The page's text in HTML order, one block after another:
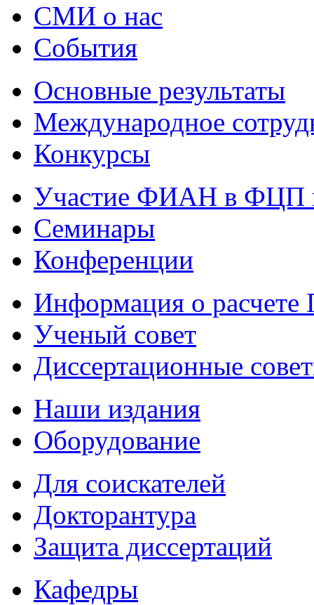
СМИ о нас
События
Основные результаты
Международное
Конкурсы
Участие ФИАН в ФЦП
Семинары
Конференции
Информация о
Ученый совет
Диссертационные
Наши издания
Оборудование
Для соискателей
Докторантура
Защита диссертаций
Кафедры